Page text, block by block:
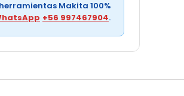
Makita 100%
+56 997467904.